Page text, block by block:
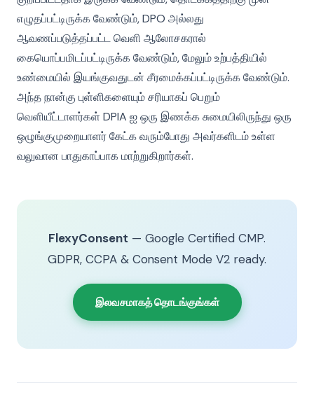
எழுதப்பட்டிருக்க வேண்டும், DPO அல்லது
ஆவணப்படுத்தப்பட்ட வெளி ஆலோசகரால்
கையொப்பமிடப்பட்டிருக்க வேண்டும், மேலும் உற்பத்தியில்
உண்மையில் இயங்குவதுடன் சீரமைக்கப்பட்டிருக்க வேண்டும்.
அந்த நான்கு புள்ளிகளையும் சரியாகப் பெறும்
வெளியீட்டாளர்கள் DPIA ஐ ஒரு இணக்க சுமையிலிருந்து ஒரு
ஒழுங்குமுறையாளர் கேட்க வரும்போது அவர்களிடம் உள்ள
வலுவான பாதுகாப்பாக மாற்றுகிறார்கள்.
FlexyConsent — Google Certified CMP.
GDPR, CCPA & Consent Mode V2 ready.
இலவசமாகத் தொடங்குங்கள்